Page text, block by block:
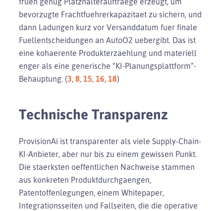
bevorzugte Frachtfuehrerkapazitaet zu sichern, und
dann Ladungen kurz vor Versanddatum fuer finale
Fuellentscheidungen an AutoO2 uebergibt. Das ist
eine kohaerente Produkterzaehlung und materiell
enger als eine generische “KI-Planungsplattform”-
Behauptung. (3, 8, 15, 16, 18)
Technische Transparenz
ProvisionAi ist transparenter als viele Supply-Chain-
KI-Anbieter, aber nur bis zu einem gewissen Punkt.
Die staerksten oeffentlichen Nachweise stammen
aus konkreten Produktdurchgaengen,
Patentoffenlegungen, einem Whitepaper,
Integrationsseiten und Fallseiten, die die operative